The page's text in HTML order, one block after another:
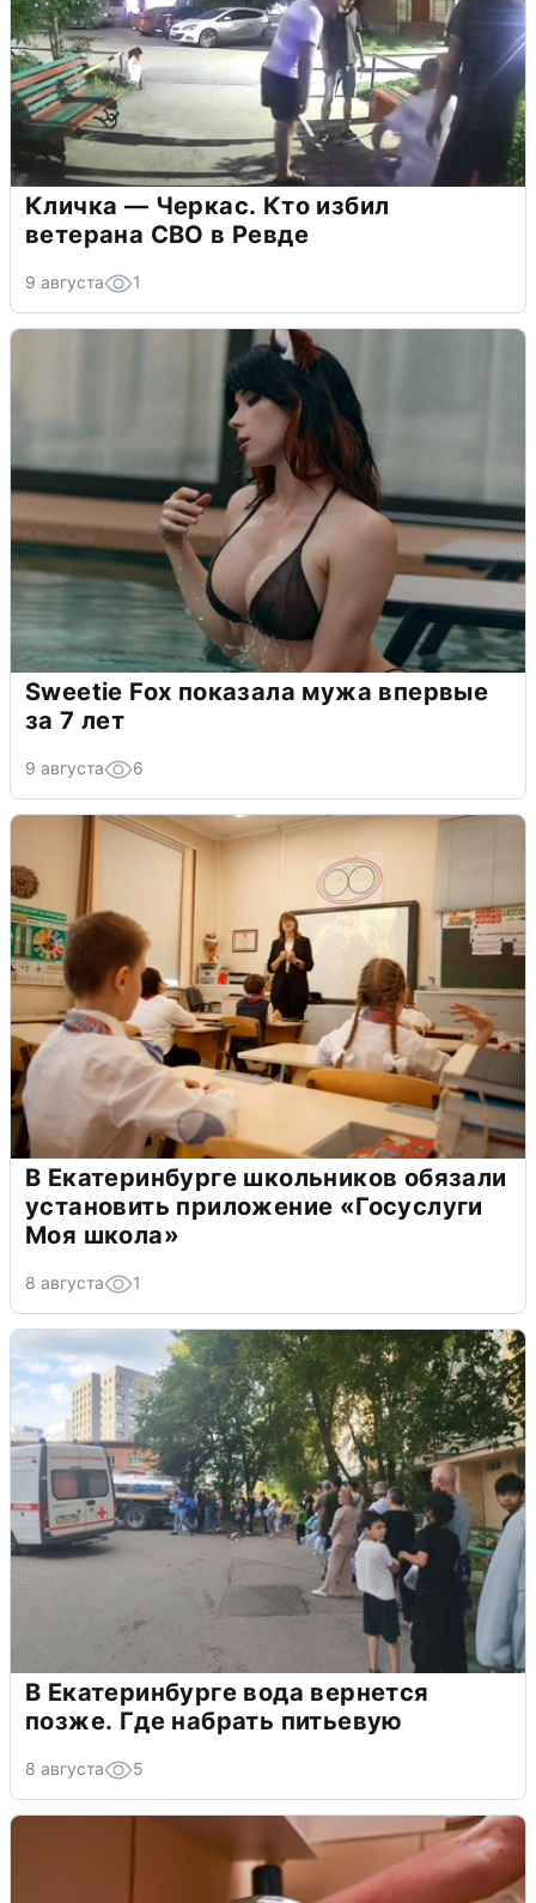
Кличка — Черкас. Кто избил
ветерана СВО в Ревде
9 августа 1
Sweetie Fox показала мужа впервые
за 7 лет
9 августа 6
В Екатеринбурге школьников обязали
установить приложение «Госуслуги
Моя школа»
8 августа 1
В Екатеринбурге вода вернется
позже. Где набрать питьевую
8 августа 5